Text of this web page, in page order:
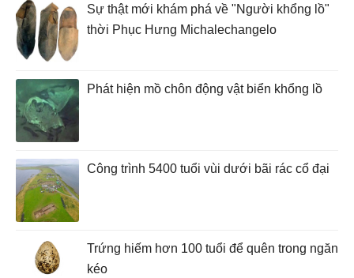
Sự thật mới khám phá về "Người khổng lồ"
thời Phục Hưng Michalechangelo
Phát hiện mồ chôn động vật biển khổng lồ
Công trình 5400 tuổi vùi dưới bãi rác cổ đại
Trứng hiếm hơn 100 tuổi để quên trong ngăn
kéo